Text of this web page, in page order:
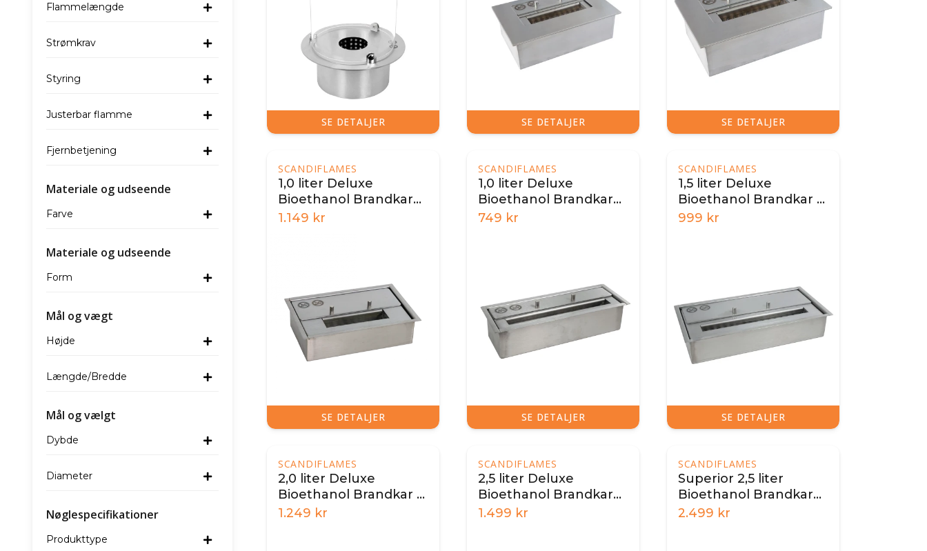
Flammelængde
Strømkrav
Styring
Justerbar flamme
Fjernbetjening
Materiale og udseende
Farve
Materiale og udseende
Form
Mål og vægt
Højde
Længde/Bredde
Mål og vælgt
Dybde
Diameter
Nøglespecifikationer
Produkttype
SE DETALJER SE DETALJER SE DETALJER
SCANDIFLAMES
1,0 liter Deluxe
Bioethanol Brandkar
24 cm
1.149 kr
SE DETALJER
SCANDIFLAMES
1,0 liter Deluxe
Bioethanol Brandkar
28,5 cm
749 kr
SE DETALJER
SCANDIFLAMES
1,5 liter Deluxe
Bioethanol Brandkar -
32 cm
999 kr
SE DETALJER
SCANDIFLAMES
2,0 liter Deluxe
Bioethanol Brandkar -
32 cm
1.249 kr
SCANDIFLAMES
2,5 liter Deluxe
Bioethanol Brandkar
32,5 cm
1.499 kr
SCANDIFLAMES
Superior 2,5 liter
Bioethanol Brandkar
45 cm
2.499 kr